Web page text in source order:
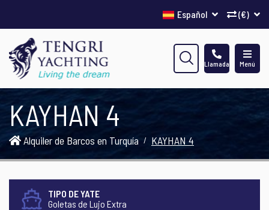
(€)
Español
Menú
Llamada
KAYHAN 4
Alquiler de Barcos en Turquía KAYHAN 4
TIPO DE YATE
Goletas de Lujo Extra